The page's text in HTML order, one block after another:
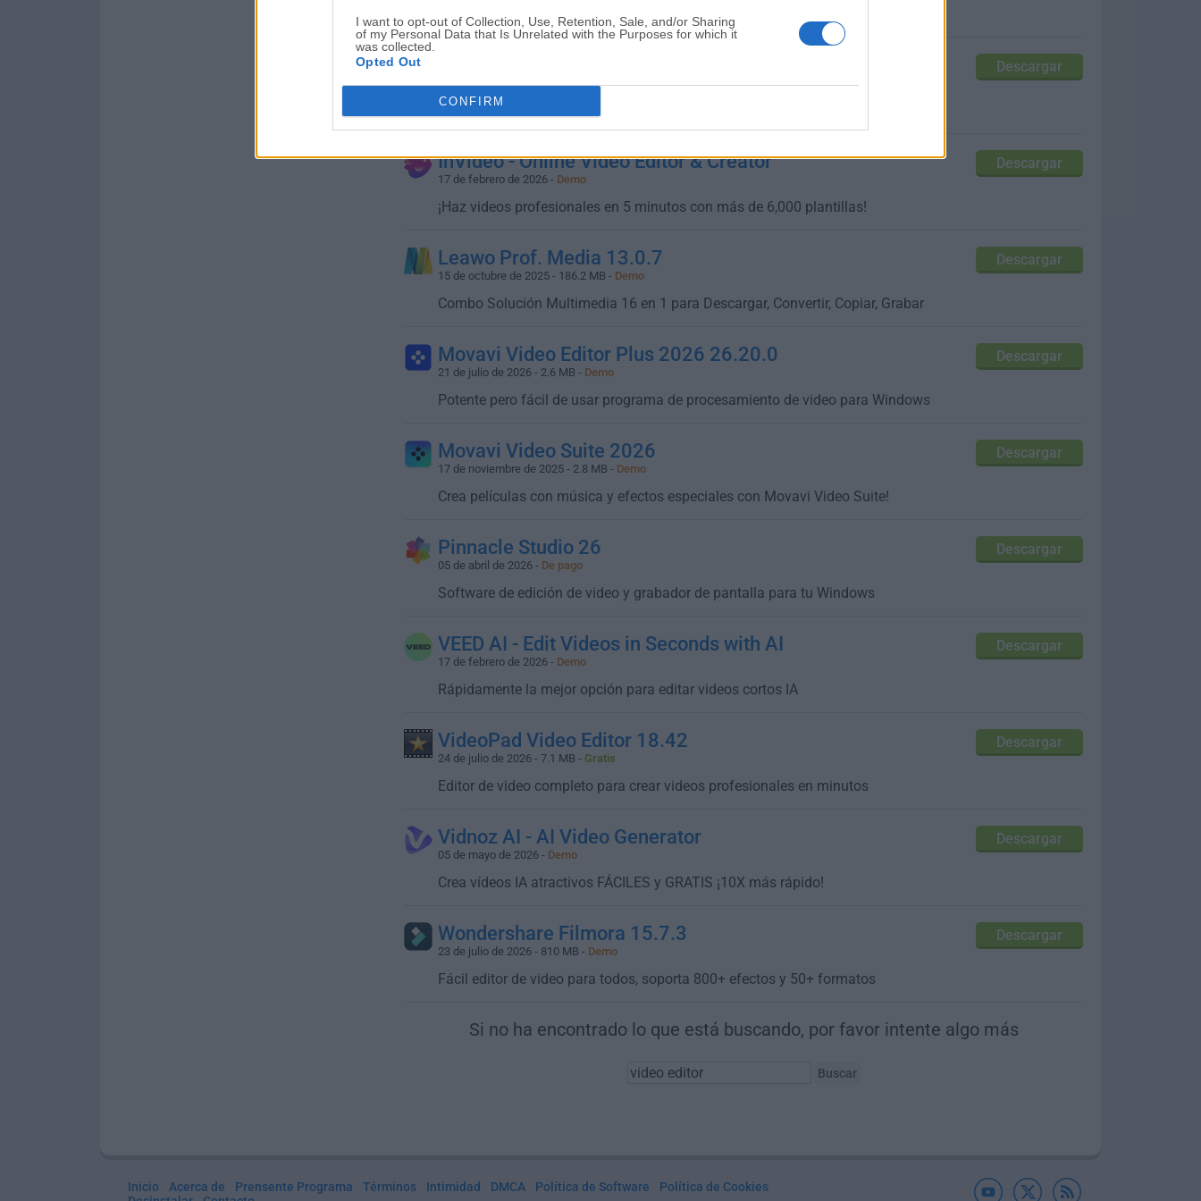
I want to opt-out of Collection, Use, Retention, Sale, and/or Sharing
of my Personal Data that Is Unrelated with the Purposes for which it
was collected.
Opted Out
CONFIRM
Edita, corta, mezcla, recorta, rota tus videos y añade efectos fácilmente
Descargar
18 de febrero de 2026 - 258.79 MB -Demo
Crea presentaciones asombrosas con plantillas elegantes
Descargar
InVideo - Online Video Editor & Creator
17 de febrero de 2026 - Demo
¡Haz videos profesionales en 5 minutos con más de 6,000 plantillas!
Descargar
Leawo Prof. Media 13.0.7
15 de octubre de 2025 - 186.2 MB - Demo
Combo Solución Multimedia 16 en 1 para Descargar, Convertir, Copiar, Grabar
Descargar
Movavi Video Editor Plus 2026 26.20.0
21 de julio de 2026 - 2.6 MB - Demo
Potente pero fácil de usar programa de procesamiento de video para Windows
Descargar
Movavi Video Suite 2026
17 de noviembre de 2025 - 2.8 MB - Demo
Crea películas con música y efectos especiales con Movavi Video Suite!
Descargar
Pinnacle Studio 26
05 de abril de 2026 - De pago
Software de edición de video y grabador de pantalla para tu Windows
Descargar
VEED AI - Edit Videos in Seconds with AI
17 de febrero de 2026 - Demo
Rápidamente la mejor opción para editar videos cortos IA
Descargar
VideoPad Video Editor 18.42
24 de julio de 2026 - 7.1 MB - Gratis
Editor de video completo para crear videos profesionales en minutos
Descargar
Vidnoz AI - AI Video Generator
05 de mayo de 2026 - Demo
Crea vídeos IA atractivos FÁCILES y GRATIS ¡10X más rápido!
Descargar
Wondershare Filmora 15.7.3
23 de julio de 2026 - 810 MB - Demo
Fácil editor de video para todos, soporta 800+ efectos y 50+ formatos
Si no ha encontrado lo que está buscando, por favor intente algo más
Inicio Acerca de Prensente Programa Términos Intimidad DMCA Política de Software
Política de Cookies